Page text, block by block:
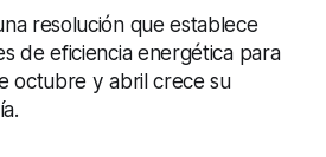
resolución que establece
de eficiencia energética para
octubre y abril crece su